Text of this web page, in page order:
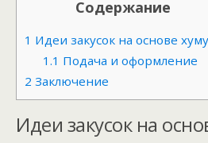
Содержание
1 Идеи закусок на основе
1.1 Подача и оформление
2 Заключение
Идеи закусок на